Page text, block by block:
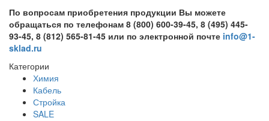
По вопросам приобретения продукции Вы можете
обращаться по телефонам 8 (800) 600-39-45, 8 (495) 445-
93-45, 8 (812) 565-81-45 или по электронной почте info@1-
sklad.ru
Категории
Химия
Кабель
Стройка
SALE